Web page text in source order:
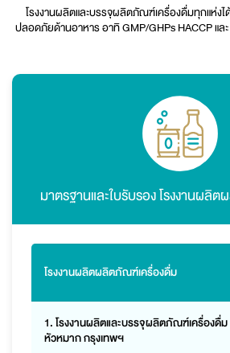
โรงงานผลิตและบรรจุผลิตภัณฑ์เครื่องดื่มทุกแห่ง
ปลอดภัยด้านอาหาร อาทิ GMP/GHPs HACCP แล
มาตรฐานและใบรับรองโรงงานผลิ
โรงงานผลิตผลิตภัณฑ์เครื่องดื่ม
1. โรงงานผลิตและบรรจุผลิตภัณฑ์เครื่องดื่ม
หัวหมาก กรุงเทพฯ